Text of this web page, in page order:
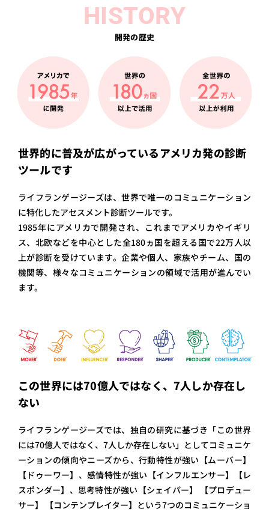
HISTORY
開発の歴史
世界的に普及が広がっているアメリカ発の診断
ツールです
ライフランゲージーズは、世界で唯一のコミュニケーション
に特化したアセスメント診断ツールです。
1985年にアメリカで開発され、これまでアメリカやイギリ
ス、北欧などを中心とした全180ヵ国を超える国で22万人以
上が診断を受けています。企業や個人、家族やチーム、国の
機関等、様々なコミュニケーションの領域で活用が進んでい
ます。
この世界には70億人ではなく、7人しか存在し
ない
ライフランゲージーズでは、 独自の研究に基づき 「この世界
には70億人ではなく、7人しか存在しない 」 としてコミュニケ
ーションの傾向やニーズから、行動特性が強い【ムーバー】
【 ドゥーワー】 、感情特性が強い 【インフルエンサー】 【レ
スポンダー】 、思考特性が強い 【シェイパー】 【プロデュー
サー】 【コンテンプレイター】 という7つのコミュニケーショ